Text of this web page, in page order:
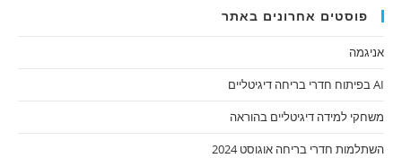
פוסטים אחרונים באתר
אניגמה
AI בפיתוח חדרי בריחה דיגיטליים
משחקי למידה דיגיטליים בהוראה
השתלמות חדרי בריחה אוגוסט 2024